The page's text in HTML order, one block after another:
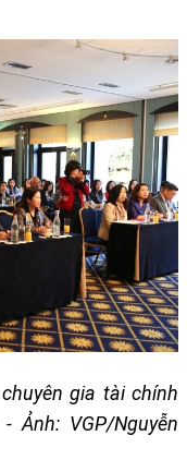
gia tài chính
Ảnh: VGP/Nguyễn